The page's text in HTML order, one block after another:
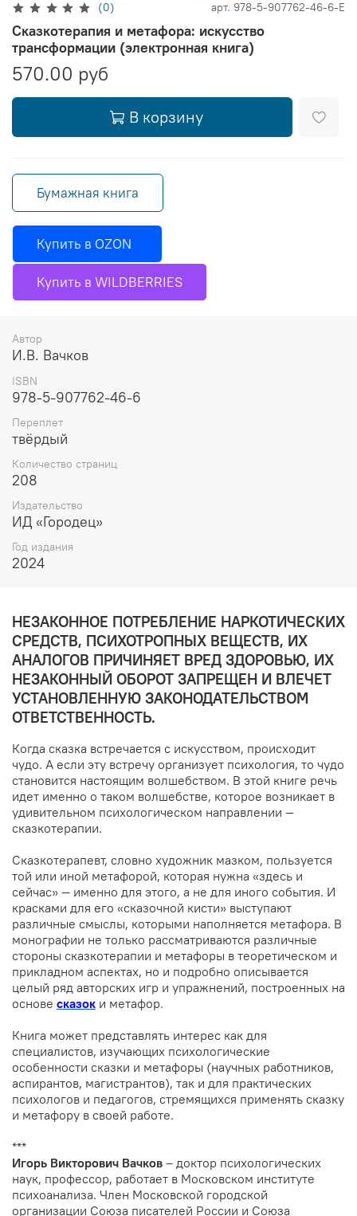
(0) арт. 978-5-907762-46-6-E
Сказкотерапия и метафора: искусство
трансформации (электронная книга)
570.00 руб
В корзину
Бумажная книга
Купить в OZON
Купить в WILDBERRIES
Автор
И.В. Вачков
ISBN
978-5-907762-46-6
Переплет
твёрдый
Количество страниц
208
Издательство
ИД «Городец»
Год издания
2024
НЕЗАКОННОЕ ПОТРЕБЛЕНИЕ НАРКОТИЧЕСКИХ
СРЕДСТВ, ПСИХОТРОПНЫХ ВЕЩЕСТВ, ИХ
АНАЛОГОВ ПРИЧИНЯЕТ ВРЕД ЗДОРОВЬЮ, ИХ
НЕЗАКОННЫЙ ОБОРОТ ЗАПРЕЩЕН И ВЛЕЧЕТ
УСТАНОВЛЕННУЮ ЗАКОНОДАТЕЛЬСТВОМ
ОТВЕТСТВЕННОСТЬ.
Когда сказка встречается с искусством, происходит
чудо. А если эту встречу организует психология, то чудо
становится настоящим волшебством. В этой книге речь
идет именно о таком волшебстве, которое возникает в
удивительном психологическом направлении —
сказкотерапии.
Сказкотерапевт, словно художник мазком, пользуется
той или иной метафорой, которая нужна «здесь и
сейчас» — именно для этого, а не для иного события. И
красками для его «сказочной кисти» выступают
различные смыслы, которыми наполняется метафора. В
монографии не только рассматриваются различные
стороны сказкотерапии и метафоры в теоретическом и
прикладном аспектах, но и подробно описывается
целый ряд авторских игр и упражнений, построенных на
основе сказок и метафор.
Книга может представлять интерес как для
специалистов, изучающих психологические
особенности сказки и метафоры (научных работников,
аспирантов, магистрантов), так и для практических
психологов и педагогов, стремящихся применять сказку
и метафору в своей работе.
***
Игорь Викторович Вачков – доктор психологических
наук, профессор, работает в Московском институте
психоанализа. Член Московской городской
организации Союза писателей России и Союза